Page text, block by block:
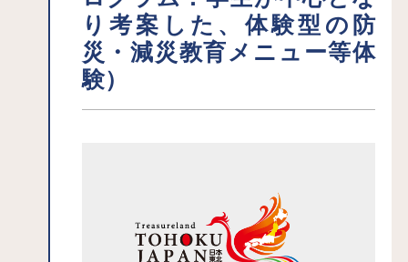
り考案した、体験型の防
災・減災教育メニュー等体
験）